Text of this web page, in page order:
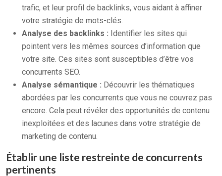
trafic, et leur profil de backlinks, vous aidant à affiner
votre stratégie de mots-clés.
Analyse des backlinks : Identifier les sites qui
pointent vers les mêmes sources d’information que
votre site. Ces sites sont susceptibles d’être vos
concurrents SEO.
Analyse sémantique : Découvrir les thématiques
abordées par les concurrents que vous ne couvrez pas
encore. Cela peut révéler des opportunités de contenu
inexploitées et des lacunes dans votre stratégie de
marketing de contenu.
Établir une liste restreinte de concurrents
pertinents